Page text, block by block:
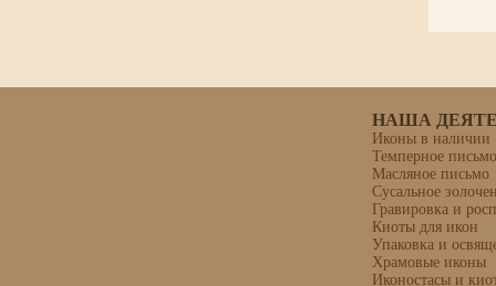
НАША
Иконы в наличии
Темперное письмо
Масляное письмо
Сусальное
Гравировка и
Киоты для икон
Упаковка и
Храмовые иконы
Иконостасы и